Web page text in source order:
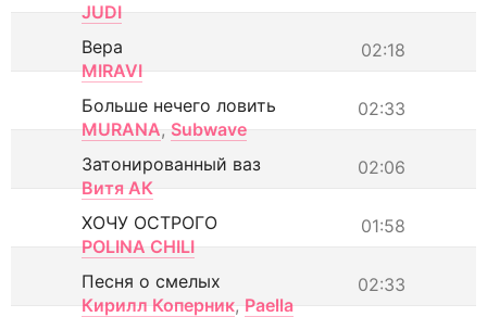
JUDI
02:18
Вера
MIRAVI
02:33
Больше нечего ловить
MURANA, Subwave
02:06
Затонированный ваз
Витя АК
01:58
ХОЧУ ОСТРОГО
POLINA CHILI
02:33
Песня о смелых
Кирилл Коперник, Paella